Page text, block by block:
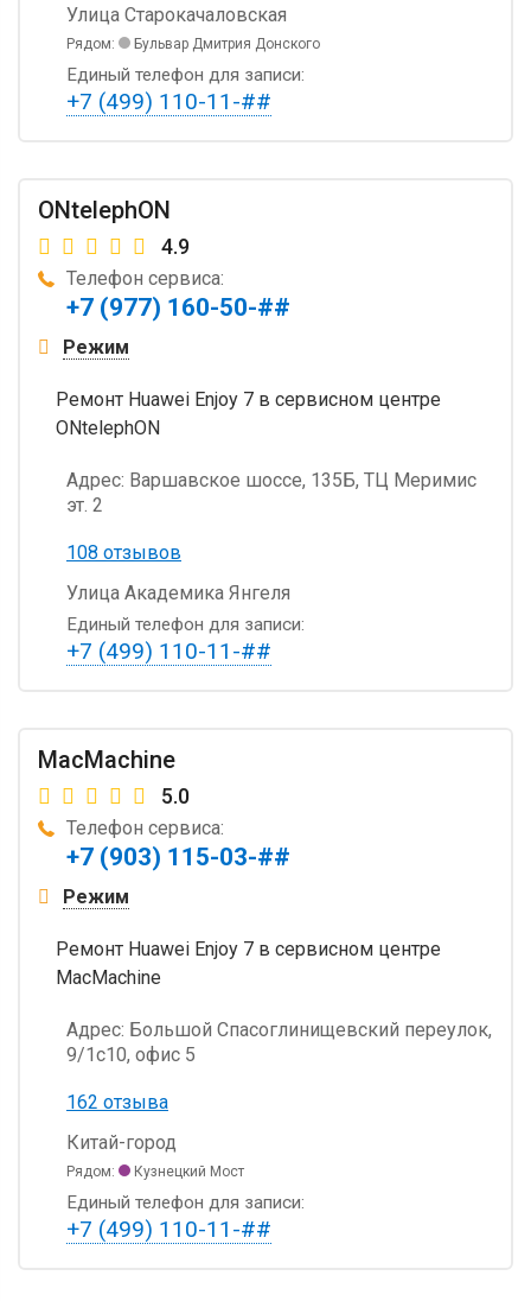
Улица Старокачаловская
Рядом: Бульвар Дмитрия Донского
Единый телефон для записи:
+7 (499) 110-11-##
ONtelephON
4.9
Телефон сервиса:
+7 (977) 160-50-##
Режим
Ремонт Huawei Enjoy 7 в сервисном центре
ONtelephON
Адрес: Варшавское шоссе, 135Б, ТЦ Меримис
эт. 2
108 отзывов
Улица Академика Янгеля
Единый телефон для записи:
+7 (499) 110-11-##
MacMachine
5.0
Телефон сервиса:
+7 (903) 115-03-##
Режим
Ремонт Huawei Enjoy 7 в сервисном центре
MacMachine
Адрес: Большой Спасоглинищевский переулок,
9/1с10, офис 5
162 отзыва
Китай-город
Рядом: Кузнецкий Мост
Единый телефон для записи:
+7 (499) 110-11-##